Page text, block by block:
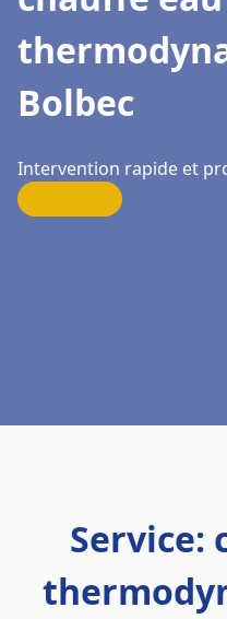
Bolbec
Intervention rapide et
Service: